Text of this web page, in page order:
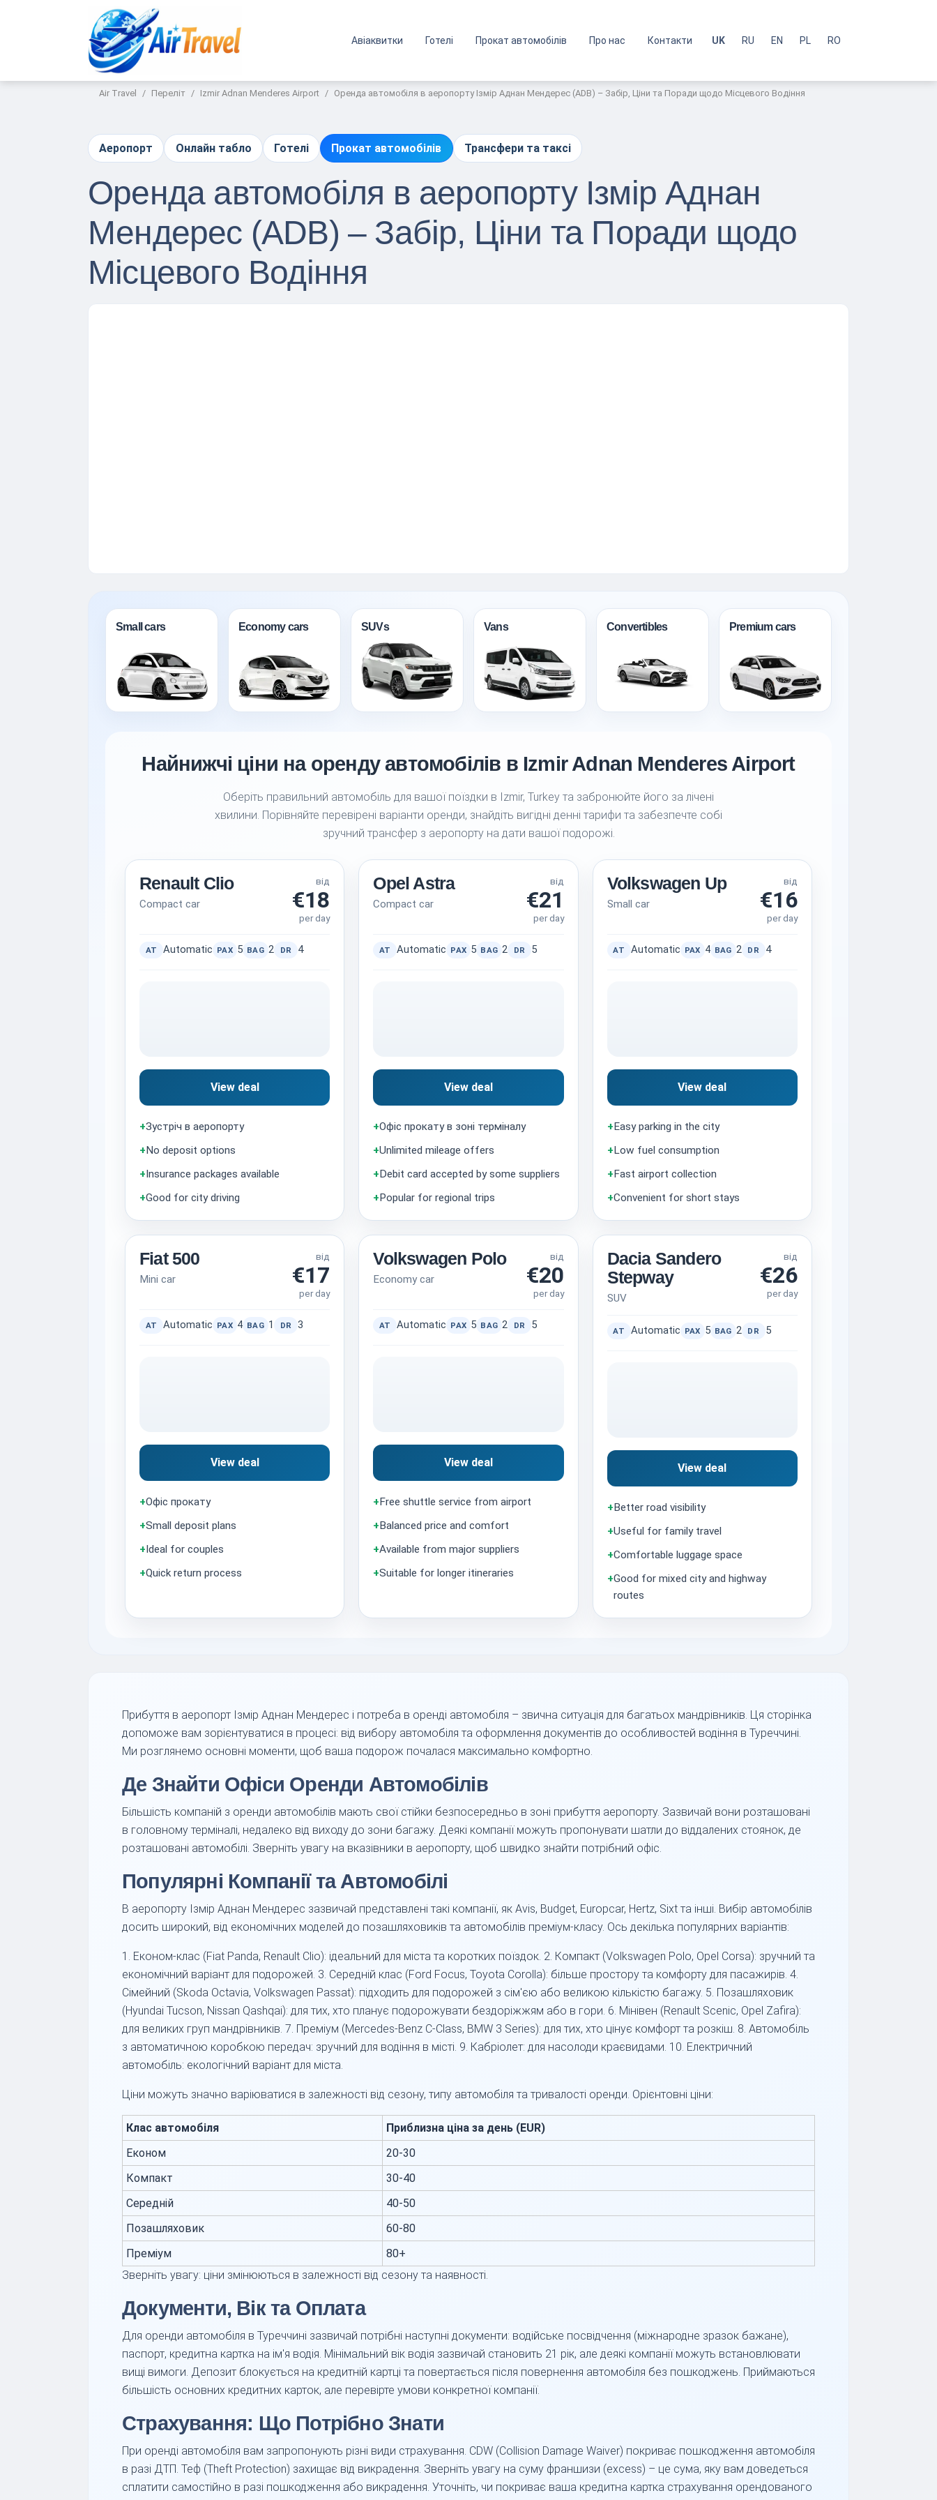
Авіаквитки Готелі Прокат автомобілів Про нас Контакти UK RU EN PL RO
Air Travel Переліт Izmir Adnan Menderes Airport Оренда автомобіля в аеропорту Ізмір Аднан Мендерес (ADB) – Забір, Ціни та Поради щодо Місцевого Водіння
Аеропорт Онлайн табло Готелі Прокат автомобілів Трансфери та таксі
Оренда автомобіля в аеропорту Ізмір Аднан
Мендерес (ADB) – Забір, Ціни та Поради щодо
Місцевого Водіння
Small cars Economy cars SUVs Vans Convertibles Premium cars
Найнижчі ціни на оренду автомобілів в Izmir Adnan Menderes Airport
Оберіть правильний автомобіль для вашої поїздки в Izmir, Turkey та забронюйте його за лічені
хвилини. Порівняйте перевірені варіанти оренди, знайдіть вигідні денні тарифи та забезпечте собі
зручний трансфер з аеропорту на дати вашої подорожі.
Renault Clio
Compact car
від
€18
per day
AT Automatic PAX 5 BAG 2 DR 4
View deal
+Зустріч в аеропорту
+No deposit options
+Insurance packages available
+Good for city driving
Opel Astra
Compact car
від
€21
per day
AT Automatic PAX 5 BAG 2 DR 5
View deal
+Офіс прокату в зоні терміналу
+Unlimited mileage offers
+Debit card accepted by some suppliers
+Popular for regional trips
Volkswagen Up
Small car
від
€16
per day
AT Automatic PAX 4 BAG 2 DR 4
View deal
+Easy parking in the city
+Low fuel consumption
+Fast airport collection
+Convenient for short stays
Fiat 500
Mini car
від
€17
per day
AT Automatic PAX 4 BAG 1 DR 3
View deal
+Офіс прокату
+Small deposit plans
+Ideal for couples
+Quick return process
Volkswagen Polo
Economy car
від
€20
per day
AT Automatic PAX 5 BAG 2 DR 5
View deal
+Free shuttle service from airport
+Balanced price and comfort
+Available from major suppliers
+Suitable for longer itineraries
Dacia Sandero
Stepway
SUV
від
€26
per day
AT Automatic PAX 5 BAG 2 DR 5
View deal
+Better road visibility
+Useful for family travel
+Comfortable luggage space
+Good for mixed city and highway
routes
Прибуття в аеропорт Ізмір Аднан Мендерес і потреба в оренді автомобіля – звична ситуація для багатьох мандрівників. Ця сторінка
допоможе вам зорієнтуватися в процесі: від вибору автомобіля та оформлення документів до особливостей водіння в Туреччині.
Ми розглянемо основні моменти, щоб ваша подорож почалася максимально комфортно.
Де Знайти Офіси Оренди Автомобілів
Більшість компаній з оренди автомобілів мають свої стійки безпосередньо в зоні прибуття аеропорту. Зазвичай вони розташовані
в головному терміналі, недалеко від виходу до зони багажу. Деякі компанії можуть пропонувати шатли до віддалених стоянок, де
розташовані автомобілі. Зверніть увагу на вказівники в аеропорту, щоб швидко знайти потрібний офіс.
Популярні Компанії та Автомобілі
В аеропорту Ізмір Аднан Мендерес зазвичай представлені такі компанії, як Avis, Budget, Europcar, Hertz, Sixt та інші. Вибір автомобілів
досить широкий, від економічних моделей до позашляховиків та автомобілів преміум-класу. Ось декілька популярних варіантів:
1. Економ-клас (Fiat Panda, Renault Clio): ідеальний для міста та коротких поїздок. 2. Компакт (Volkswagen Polo, Opel Corsa): зручний та
економічний варіант для подорожей. 3. Середній клас (Ford Focus, Toyota Corolla): більше простору та комфорту для пасажирів. 4.
Сімейний (Skoda Octavia, Volkswagen Passat): підходить для подорожей з сім'єю або великою кількістю багажу. 5. Позашляховик
(Hyundai Tucson, Nissan Qashqai): для тих, хто планує подорожувати бездоріжжям або в гори. 6. Мінівен (Renault Scenic, Opel Zafira):
для великих груп мандрівників. 7. Преміум (Mercedes-Benz C-Class, BMW 3 Series): для тих, хто цінує комфорт та розкіш. 8. Автомобіль
з автоматичною коробкою передач: зручний для водіння в місті. 9. Кабріолет: для насолоди краєвидами. 10. Електричний
автомобіль: екологічний варіант для міста.
Ціни можуть значно варіюватися в залежності від сезону, типу автомобіля та тривалості оренди. Орієнтовні ціни:
Клас автомобіля
Приблизна ціна за день (EUR)
Економ
20-30
Компакт
30-40
Середній
40-50
Позашляховик
60-80
Преміум
80+
Зверніть увагу: ціни змінюються в залежності від сезону та наявності.
Документи, Вік та Оплата
Для оренди автомобіля в Туреччині зазвичай потрібні наступні документи: водійське посвідчення (міжнародне зразок бажане),
паспорт, кредитна картка на ім'я водія. Мінімальний вік водія зазвичай становить 21 рік, але деякі компанії можуть встановлювати
вищі вимоги. Депозит блокується на кредитній картці та повертається після повернення автомобіля без пошкоджень. Приймаються
більшість основних кредитних карток, але перевірте умови конкретної компанії.
Страхування: Що Потрібно Знати
При оренді автомобіля вам запропонують різні види страхування. CDW (Collision Damage Waiver) покриває пошкодження автомобіля
в разі ДТП. Теф (Theft Protection) захищає від викрадення. Зверніть увагу на суму франшизи (excess) – це сума, яку вам доведеться
сплатити самостійно в разі пошкодження або викрадення. Уточніть, чи покриває ваша кредитна картка страхування орендованого